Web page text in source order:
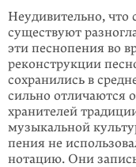
Неудивительно, что
существуют
эти песнопения во
реконструкции
сохранились в
сильно отличаются
хранителей
музыкальной
пения не
нотацию. Они